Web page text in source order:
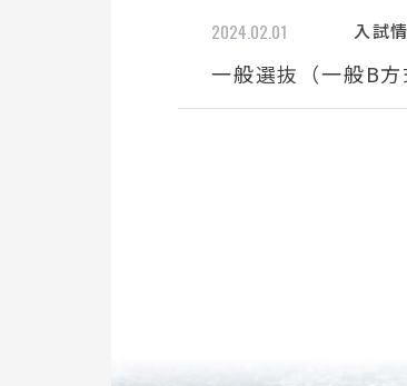
2024.02.01 入試
一般選抜（一般B